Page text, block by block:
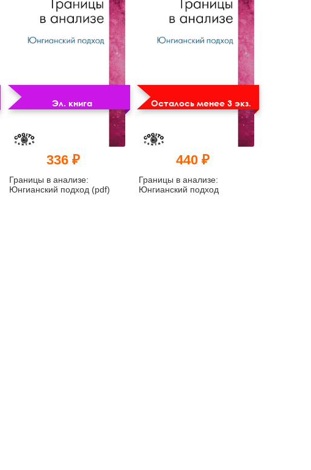
Эл. книга
336 ₽
Границы в анализе:
Юнгианский подход (pdf)
Осталось менее 3 экз.
440 ₽
Границы в анализе:
Юнгианский подход